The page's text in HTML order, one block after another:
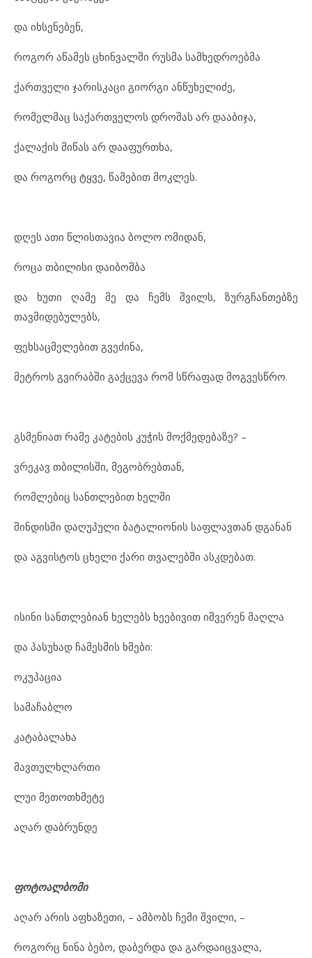
და იხსენებენ,
როგორ აწამეს ცხინვალში რუსმა სამხედროებმა
ქართველი ჯარისკაცი გიორგი ანწუხელიძე,
რომელმაც საქართველოს დროშას არ დააბიჯა,
ქალაქის მიწას არ დააფურთხა,
და როგორც ტყვე, წამებით მოკლეს.
დღეს ათი წლისთავია ბოლო ომიდან,
როცა თბილისი დაიბომბა
და ხუთი ღამე მე და ჩემს შვილს, ზურგჩანთებზე
თავმიდებულებს,
ფეხსაცმელებით გვეძინა,
მეტროს გვირაბში გაქცევა რომ სწრაფად მოგვესწრო.
გსმენიათ რამე კატების კუჭის მოქმედებაზე? –
ვრეკავ თბილისში, მეგობრებთან,
რომლებიც სანთლებით ხელში
შინდისში დაღუპული ბატალიონის საფლავთან დგანან
და აგვისტოს ცხელი ქარი თვალებში ასკდებათ.
ისინი სანთლებიან ხელებს ხეებივით იშვერენ მაღლა
და პასუხად ჩამესმის ხმები:
ოკუპაცია
სამაჩაბლო
კატაბალახა
მავთულხლართი
ლუი მეთოთხმეტე
აღარ დაბრუნდე
ფოტოალბომი
აღარ არის აფხაზეთი, – ამბობს ჩემი შვილი, –
როგორც ნინა ბებო, დაბერდა და გარდაიცვალა,